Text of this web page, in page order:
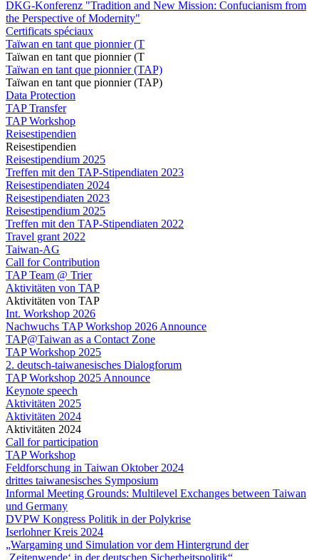
DKG-Konferenz "Tradition and New Mission: Confucianism from
the Perspective of Modernity"
Certificats spéciaux
Taïwan en tant que pionnier (T
Taïwan en tant que pionnier (T
Taïwan en tant que pionnier (TAP)
Taïwan en tant que pionnier (TAP)
Data Protection
TAP Transfer
TAP Workshop
Reisestipendien
Reisestipendien
Reisestipendium 2025
Treffen mit den TAP-Stipendiaten 2023
Reisestipendiaten 2024
Reisestipendiaten 2023
Reisestipendium 2025
Treffen mit den TAP-Stipendiaten 2022
Travel grant 2022
Taiwan-AG
Call for Contribution
TAP Team @ Trier
Aktivitäten von TAP
Aktivitäten von TAP
Int. Workshop 2026
Nachwuchs TAP Workshop 2026 Announce
TAP@Taiwan as a Contact Zone
TAP Workshop 2025
2. deutsch-taiwanesisches Dialogforum
TAP Workshop 2025 Announce
Keynote speech
Aktivitäten 2025
Aktivitäten 2024
Aktivitäten 2024
Call for participation
TAP Workshop
Feldforschung in Taiwan Oktober 2024
drittes taiwanesisches Symposium
Informal Meeting Grounds: Multilevel Exchanges between Taiwan
und Germany
DVPW Kongress Politik in der Polykrise
Iserlohner Kreis 2024
„Wargaming und Simulation vor dem Hintergrund der
‚Zeitenwende‘ in der deutschen Sicherheitspolitik“